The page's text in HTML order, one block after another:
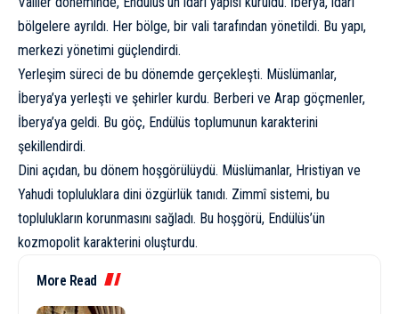
bölgelere ayrıldı. Her bölge, bir vali tarafından yönetildi. Bu yapı,
merkezi yönetimi güçlendirdi.
Yerleşim süreci de bu dönemde gerçekleşti. Müslümanlar,
İberya’ya yerleşti ve şehirler kurdu. Berberi ve Arap göçmenler,
İberya’ya geldi. Bu göç, Endülüs toplumunun karakterini
şekillendirdi.
Dini açıdan, bu dönem hoşgörülüydü. Müslümanlar, Hristiyan ve
Yahudi topluluklara dini özgürlük tanıdı. Zimmî sistemi, bu
toplulukların korunmasını sağladı. Bu hoşgörü, Endülüs’ün
kozmopolit karakterini oluşturdu.
More Read